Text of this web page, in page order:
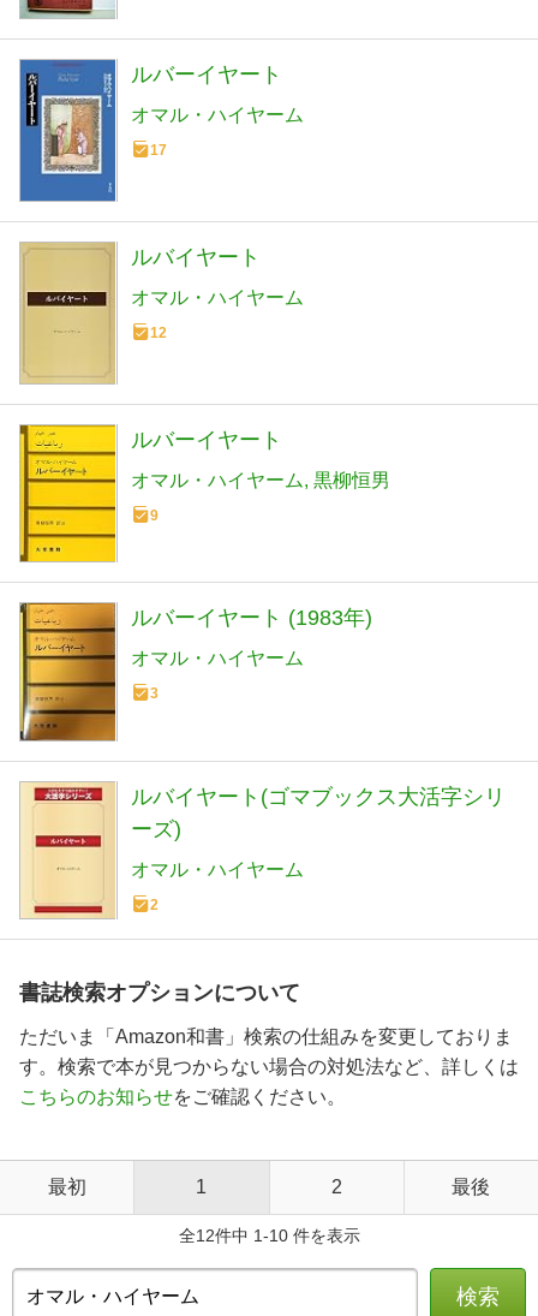
ルバーイヤート
オマル・ハイヤーム
17
ルバイヤート
オマル・ハイヤーム
12
ルバーイヤート
オマル・ハイヤーム 黒柳恒男
9
ルバーイヤート (1983年)
オマル・ハイヤーム
3
ルバイヤート(ゴマブックス大活字シリ
ーズ)
オマル・ハイヤーム
2
書誌検索オプションについて
ただいま「Amazon和書」検索の仕組みを変更しておりま
す。検索で本が見つからない場合の対処法など、詳しくは
こちらのお知らせをご確認ください。
最初 1 2 最後
全12件中 1-10 件を表示
検索